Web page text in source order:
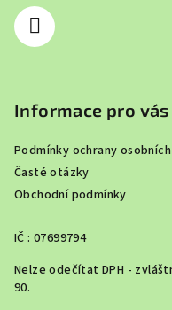
Informace pro vás
Podmínky ochrany
Časté otázky
Obchodní podmínky
IČ : 07699794
Nelze odečítat DPH -
90.